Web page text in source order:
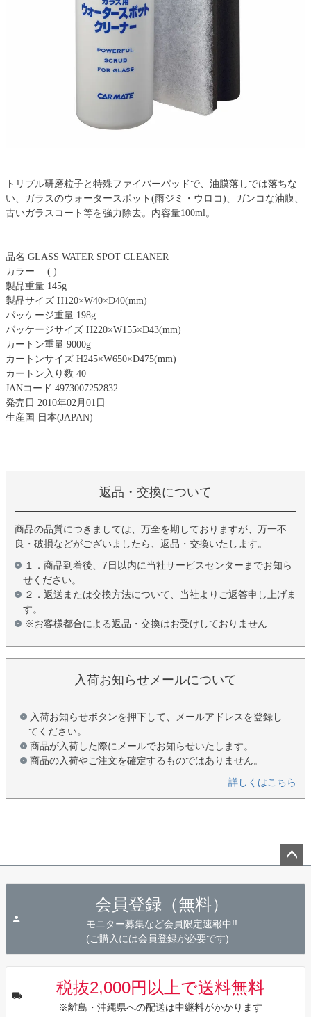
トリプル研磨粒子と特殊ファイバーパッドで、油膜落しでは落ちな
い、ガラスのウォータースポット(雨ジミ・ウロコ)、ガンコな油膜、
古いガラスコート等を強力除去。内容量100ml。
品名 GLASS WATER SPOT CLEANER
カラー ( )
製品重量 145g
製品サイズ H120×W40×D40(mm)
パッケージ重量 198g
パッケージサイズ H220×W155×D43(mm)
カートン重量 9000g
カートンサイズ H245×W650×D475(mm)
カートン入り数 40
JANコード 4973007252832
発売日 2010年02月01日
生産国 日本(JAPAN)
返品・交換について
商品の品質につきましては、万全を期しておりますが、万一不
良・破損などがございましたら、返品・交換いたします。
１．商品到着後、7日以内に当社サービスセンターまでお知ら
せください。
２．返送または交換方法について、当社よりご返答申し上げま
す。
※お客様都合による返品・交換はお受けしておりません
入荷お知らせメールについて
入荷お知らせボタンを押下して、メールアドレスを登録し
てください。
商品が入荷した際にメールでお知らせいたします。
商品の入荷やご注文を確定するものではありません。
詳しくはこちら
会員登録（無料）
モニター募集など会員限定速報中!!
(ご購入には会員登録が必要です)
税抜2,000円以上で送料無料
※離島・沖縄県への配送は中継料がかかります